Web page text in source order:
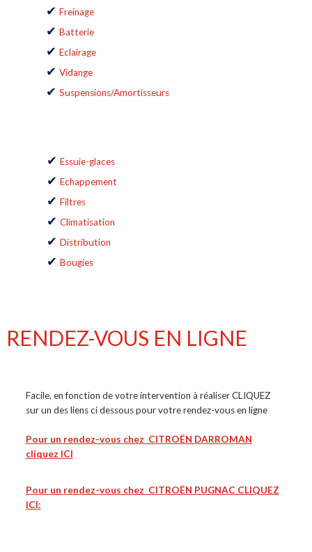
Freinage
Batterie
Eclairage
Vidange
Suspensions/Amortisseurs
Essuie-glaces
Echappement
Filtres
Climatisation
Distribution
Bougies
RENDEZ-VOUS EN LIGNE
Facile, en fonction de votre intervention à réaliser CLIQUEZ
sur un des liens ci dessous pour votre rendez-vous en ligne
Pour un rendez-vous chez CITROËN DARROMAN
cliquez ICI
Pour un rendez-vous chez CITROËN PUGNAC CLIQUEZ
ICI: